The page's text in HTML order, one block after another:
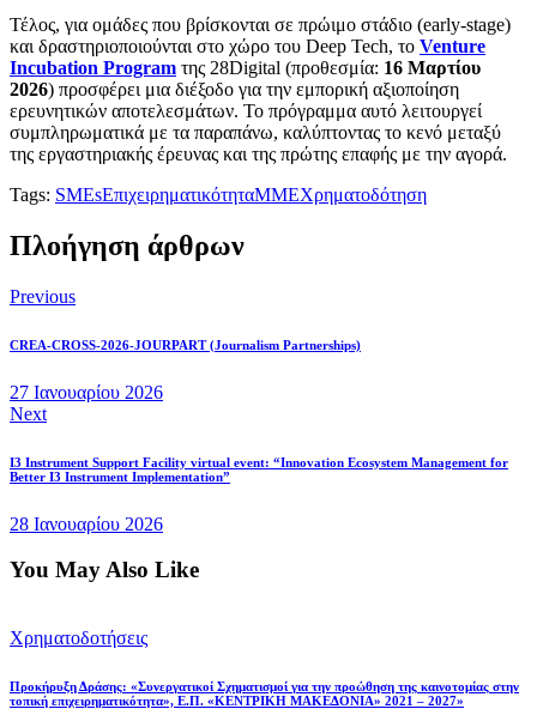
Τέλος, για ομάδες που βρίσκονται σε πρώιμο στάδιο (early-stage)
και δραστηριοποιούνται στο χώρο του Deep Tech, το Venture
Incubation Program της 28Digital (προθεσμία: 16 Μαρτίου
2026) προσφέρει μια διέξοδο για την εμπορική αξιοποίηση
ερευνητικών αποτελεσμάτων. Το πρόγραμμα αυτό λειτουργεί
συμπληρωματικά με τα παραπάνω, καλύπτοντας το κενό μεταξύ
της εργαστηριακής έρευνας και της πρώτης επαφής με την αγορά.
Tags: SMEsΕπιχειρηματικότηταΜΜΕΧρηματοδότηση
Πλοήγηση άρθρων
Previous
CREA-CROSS-2026-JOURPART (Journalism Partnerships)
27 Ιανουαρίου 2026
Next
I3 Instrument Support Facility virtual event: “Innovation Ecosystem Management for
Better I3 Instrument Implementation”
28 Ιανουαρίου 2026
You May Also Like
Χρηματοδοτήσεις
Προκήρυξη Δράσης: «Συνεργατικοί Σχηματισμοί για την προώθηση της καινοτομίας στην
τοπική επιχειρηματικότητα», Ε.Π. «ΚΕΝΤΡΙΚΗ ΜΑΚΕΔΟΝΙΑ» 2021 – 2027»